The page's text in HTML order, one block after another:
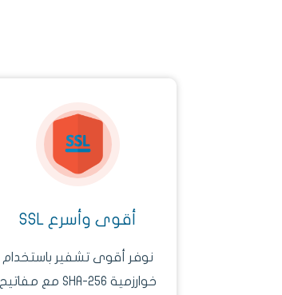
أقوى وأسرع SSL
‫نوفر أقوى تشفير باستخدام
خوارزمية SHA-256 مع مفاتيح